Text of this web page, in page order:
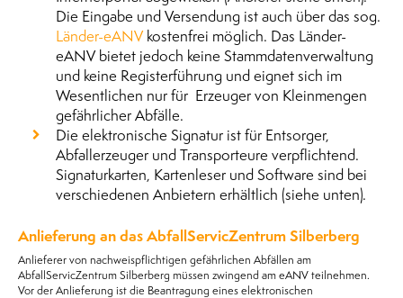
Die Eingabe und Versendung ist auch über das sog.
Länder-eANVkostenfrei möglich. Das Länder-
eANV bietet jedoch keine Stammdatenverwaltung
und keine Registerführung und eignet sich im
Wesentlichen nur für Erzeuger von Kleinmengen
gefährlicher Abfälle.
Die elektronische Signatur ist für Entsorger,
Abfallerzeuger und Transporteure verpflichtend.
Signaturkarten, Kartenleser und Software sind bei
verschiedenen Anbietern erhältlich (siehe unten).
Anlieferung an das AbfallServicZentrum Silberberg
Anlieferer von nachweispflichtigen gefährlichen Abfällen am
AbfallServicZentrum Silberberg müssen zwingend am eANV teilnehmen.
Vor der Anlieferung ist die Beantragung eines elektronischen